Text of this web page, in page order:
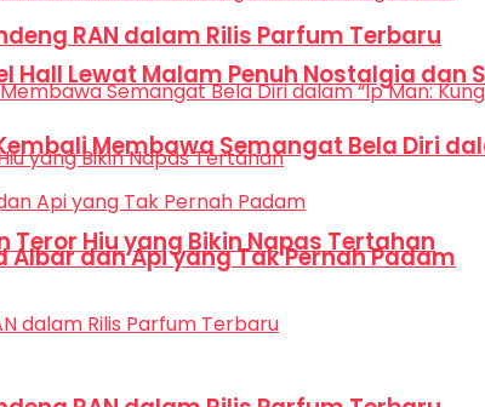
Hall Lewat Malam Penuh Nostalgia dan
Teror Hiu yang Bikin Napas Tertahan
RAN dalam Rilis Parfum Terbaru
Membawa Semangat Bela Diri
dan Api yang Tak Pernah Padam